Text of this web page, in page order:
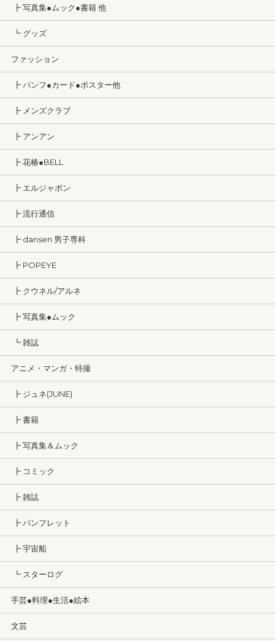
┣ 写真集●ムック●書籍 他
┗ グッズ
ファッション
┣ パンフ●カード●ポスター他
┣ メンズクラブ
┣ アンアン
┣ 花椿●BELL
┣ エルジャポン
┣ 流行通信
┣ dansen 男子専科
┣ POPEYE
┣ クウネル/アルネ
┣ 写真集●ムック
┗ 雑誌
アニメ・マンガ・特撮
┣ ジュネ(JUNE)
┣ 書籍
┣ 写真集＆ムック
┣ コミック
┣ 雑誌
┣ パンフレット
┣ 宇宙船
┗ スターログ
手芸●料理●生活●絵本
文芸